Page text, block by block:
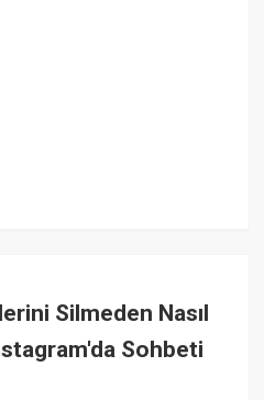
Silmeden Nasıl
Sohbeti